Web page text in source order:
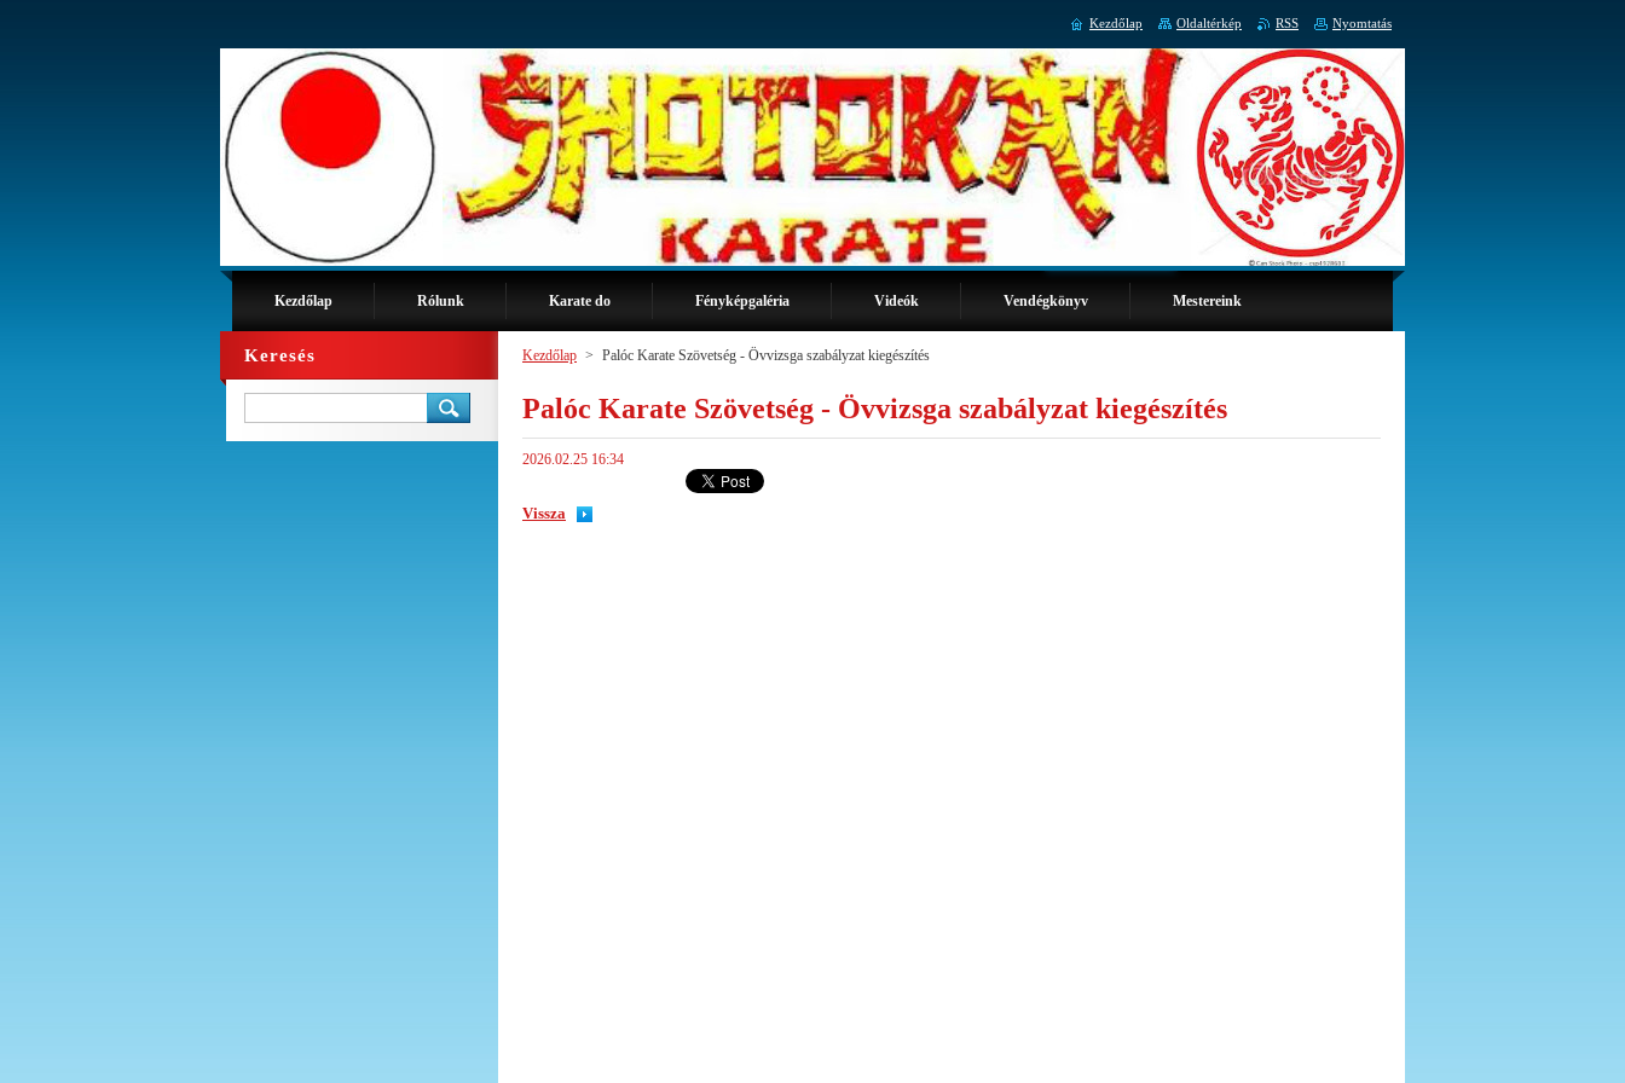
Kezdőlap Rólunk Karate do Fényképgaléria Videók Vendégkönyv Mestereink
Kezdőlap > Palóc Karate Szövetség - Övvizsga szabályzat kiegészítés
Palóc Karate Szövetség - Övvizsga szabályzat kiegészítés
2026.02.25 16:34
Vissza
Keresés
Kezdőlap Oldaltérkép RSS Nyomtatás